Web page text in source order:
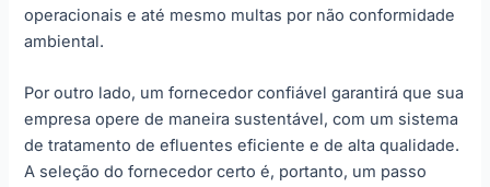
operacionais e até mesmo multas por não conformidade
ambiental.
Por outro lado, um fornecedor confiável garantirá que sua
empresa opere de maneira sustentável, com um sistema
de tratamento de efluentes eficiente e de alta qualidade.
A seleção do fornecedor certo é, portanto, um passo